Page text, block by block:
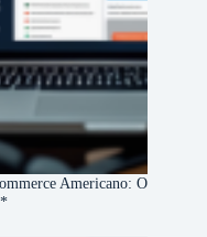
Americano: O